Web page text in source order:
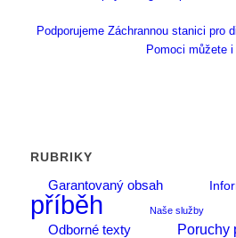
Podporujeme Záchrannou stanici pro
Pomoci můžete i
RUBRIKY
Garantovaný obsah
příběh
Naše služby
Odborné texty Poruchy